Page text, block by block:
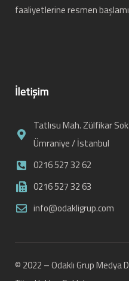
faaliyetlerine resmen
İletişim
Tatlısu Mah. Zülfikar
Ümraniye / İstanbul
0216 527 32 62
0216 527 32 63
info@odakligrup.com
© 2022 – Odaklı Grup Medya